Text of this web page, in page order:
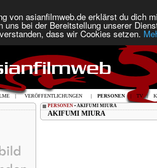
von asianfilmweb.de erklärst du dich
uns bei der Bereitstellung unserer
dass wir Cookies setzen.
| VERÖFFENTLICHUNGEN | PERSONEN | TV |
PERSONEN • AKIFUMI MIURA
AKIFUMI MIURA